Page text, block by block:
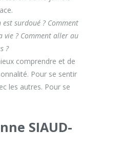
surdoué ? Comment
vie ? Comment aller au
?
comprendre et de
Pour se sentir
les autres. Pour se
SIAUD-